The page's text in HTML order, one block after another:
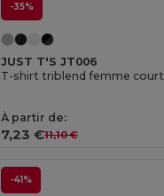
-35%
JUST T'S JT006
T-shirt triblend femme court
À partir de:
7,23 €11,10 €
-41%